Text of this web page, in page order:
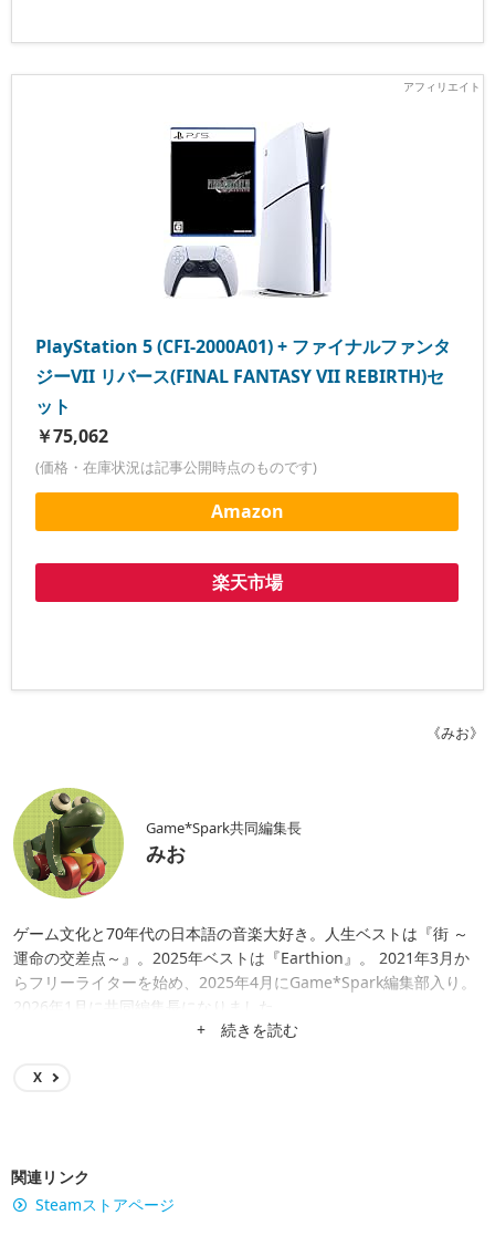
PlayStation 5 (CFI-2000A01) + ファイナルファンタ
ジーVII リバース(FINAL FANTASY VII REBIRTH)セ
ット
￥75,062
(価格・在庫状況は記事公開時点のものです)
Amazon
楽天市場
《みお》
Game*Spark共同編集長
みお
ゲーム文化と70年代の日本語の音楽大好き。人生ベストは『街 ～
運命の交差点～』。2025年ベストは『Earthion』。 2021年3月か
らフリーライターを始め、2025年4月にGame*Spark編集部入り。
2026年1月に共同編集長になりました。
+ 続きを読む
X
関連リンク
Steamストアページ